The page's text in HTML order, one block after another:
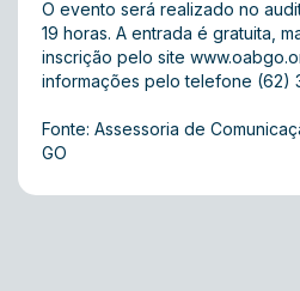
O evento será realizado no
19 horas. A entrada é gratuita,
inscrição pelo site
informações pelo telefone (62)
Fonte: Assessoria de
GO